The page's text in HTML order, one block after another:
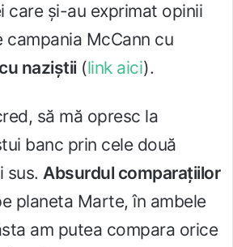
care şi-au exprimat opinii
McCann cu
cu naziştii(link aici).
să mă opresc la
banc prin cele două
sus. Absurdul comparaţiilor
planeta Marte, în ambele
am putea compara orice